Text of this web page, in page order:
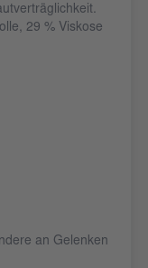
29 % Viskose
an Gelenken